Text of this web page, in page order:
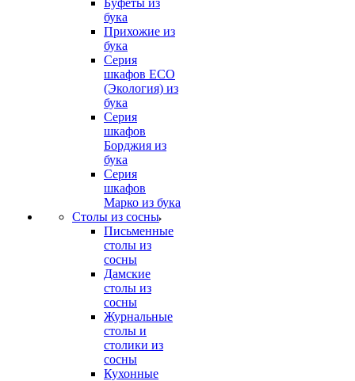
Буфеты из
бука
Прихожие из
бука
Серия
шкафов ECO
(Экология) из
бука
Серия
шкафов
Борджия из
бука
Серия
шкафов
Марко из бука
Столы из сосны
Письменные
столы из
сосны
Дамские
столы из
сосны
Журнальные
столы и
столики из
сосны
Кухонные